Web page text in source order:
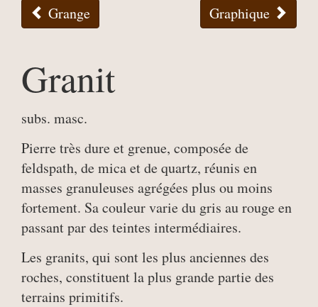
Grange Graphique
Granit
subs. masc.
Pierre très dure et grenue, composée de
feldspath, de mica et de quartz, réunis en
masses granuleuses agrégées plus ou moins
fortement. Sa couleur varie du gris au rouge en
passant par des teintes intermédiaires.
Les granits, qui sont les plus anciennes des
roches, constituent la plus grande partie des
terrains primitifs.